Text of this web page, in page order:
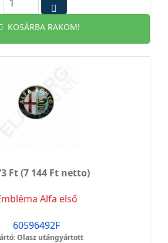
KOSÁRBA RAKOM!
Ft(7 144 Ft netto)
Alfa első
60596492F
Olasz utángyártott